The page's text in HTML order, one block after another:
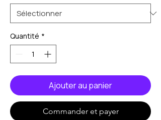
Quantité *
Ajouter au panier
Commander et payer